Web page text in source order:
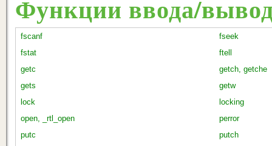
Функции ввода/
fscanf
fseek
fstat
ftell
getc
getch, getche
gets
getw
lock
locking
open, _rtl_open
perror
putc
putch